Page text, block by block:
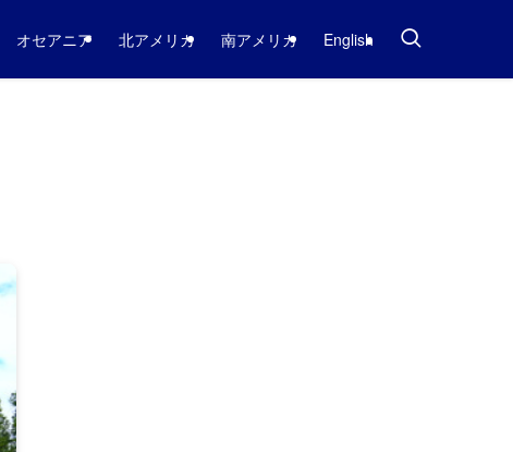
オセアニア 北アメリカ 南アメリカ English